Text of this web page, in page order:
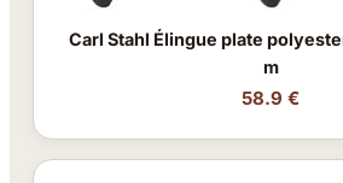
Carl Stahl Élingue plate
m
58.9 €